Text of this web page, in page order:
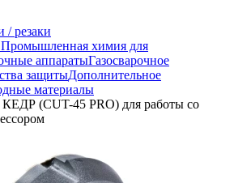
/ резаки
Промышленная химия для
аппаратыГазосварочное
защитыДополнительное
материалы
КЕДР (CUT-45 PRO) для работы со